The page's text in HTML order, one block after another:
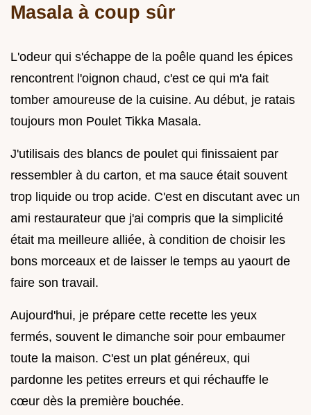
Masala à coup sûr
L'odeur qui s'échappe de la poêle quand les épices
rencontrent l'oignon chaud, c'est ce qui m'a fait
tomber amoureuse de la cuisine. Au début, je ratais
toujours mon Poulet Tikka Masala.
J'utilisais des blancs de poulet qui finissaient par
ressembler à du carton, et ma sauce était souvent
trop liquide ou trop acide. C'est en discutant avec un
ami restaurateur que j'ai compris que la simplicité
était ma meilleure alliée, à condition de choisir les
bons morceaux et de laisser le temps au yaourt de
faire son travail.
Aujourd'hui, je prépare cette recette les yeux
fermés, souvent le dimanche soir pour embaumer
toute la maison. C'est un plat généreux, qui
pardonne les petites erreurs et qui réchauffe le
cœur dès la première bouchée.